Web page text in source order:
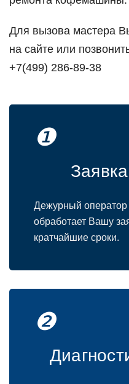
Для вызова мастера
на сайте или
+7(499) 286-89-38
❶
Дежурный оператор
обработает Вашу
кратчайшие сроки.
❷